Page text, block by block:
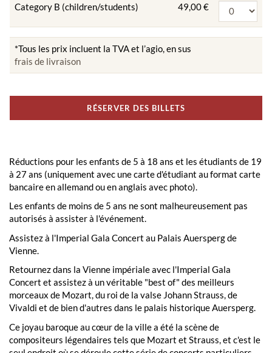
Category B (children/students) 49,00 €
*Tous les prix incluent la TVA et l’agio, en sus
frais de livraison
RÉSERVER DES BILLETS
Réductions pour les enfants de 5 à 18 ans et les étudiants de 19
à 27 ans (uniquement avec une carte d'étudiant au format carte
bancaire en allemand ou en anglais avec photo).
Les enfants de moins de 5 ans ne sont malheureusement pas
autorisés à assister à l'événement.
Assistez à l'Imperial Gala Concert au Palais Auersperg de
Vienne.
Retournez dans la Vienne impériale avec l'Imperial Gala
Concert et assistez à un véritable "best of" des meilleurs
morceaux de Mozart, du roi de la valse Johann Strauss, de
Vivaldi et de bien d'autres dans le palais historique Auersperg.
Ce joyau baroque au cœur de la ville a été la scène de
compositeurs légendaires tels que Mozart et Strauss, et c'est le